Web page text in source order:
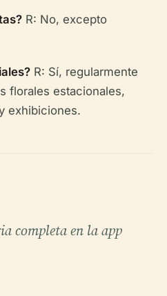
R: No, excepto
R: Sí, regularmente
florales estacionales,
exhibiciones.
completa en la app